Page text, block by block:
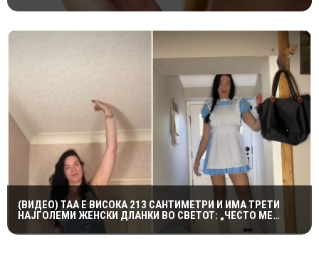
(ВИДЕО) ТАА Е ВИСОКА 213 САНТИМЕТРИ И ИМА ТРЕТИ
НАЈГОЛЕМИ ЖЕНСКИ ДЛАНКИ ВО СВЕТОТ: „ЧЕСТО МЕ
ПОНИЖУВААТ“